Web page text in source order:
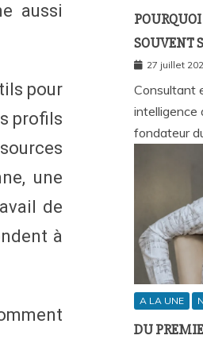
aussi
pour
profils
une
de
à
SOUVENT
COMMENT
27 juillet
Consultant
intelligence
fondateur
A LA UNE
DU